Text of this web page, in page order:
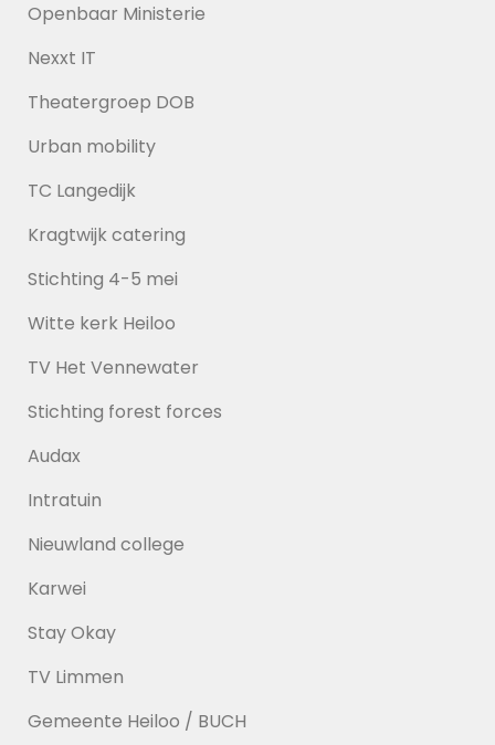
Openbaar Ministerie
Nexxt IT
Theatergroep DOB
Urban mobility
TC Langedijk
Kragtwijk catering
Stichting 4-5 mei
Witte kerk Heiloo
TV Het Vennewater
Stichting forest forces
Audax
Intratuin
Nieuwland college
Karwei
Stay Okay
TV Limmen
Gemeente Heiloo / BUCH